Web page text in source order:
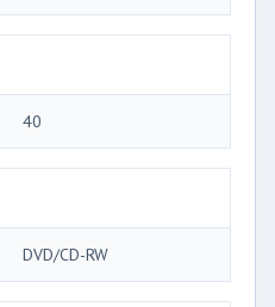
40
DVD/CD-RW